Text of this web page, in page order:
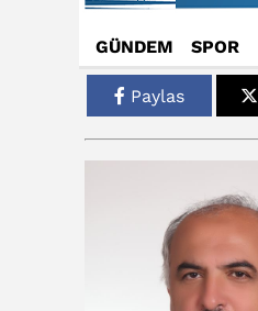
GÜNDEM SPOR
Paylas